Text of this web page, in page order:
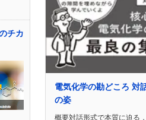
チカ
電気化学の勘どころ 対
の姿
概要対話形式で本質に迫る